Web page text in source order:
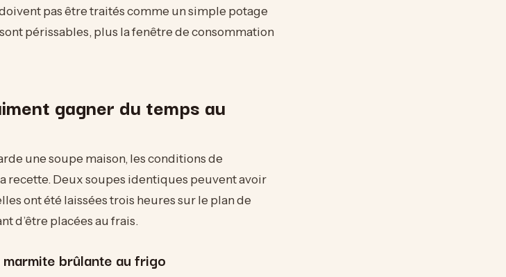
pas être traités comme un simple potage
périssables, plus la fenêtre de consommation
gagner du temps au
une soupe maison, les conditions de
recette. Deux soupes identiques peuvent avoir
ont été laissées trois heures sur le plan de
d’être placées au frais.
brûlante au frigo